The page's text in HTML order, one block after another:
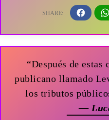
“Después de
publicano llamado
los tributos
—